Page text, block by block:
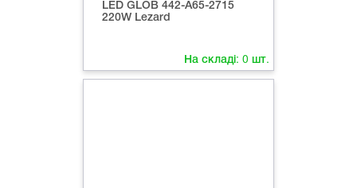
LED GLOB 442-А65-2715
220W Lezard
На складі: 0 шт.